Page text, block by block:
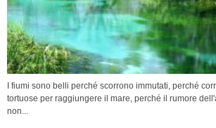
I fiumi sono belli perché scorrono immutati, perché
tortuose per raggiungere il mare, perché il rumore
non...